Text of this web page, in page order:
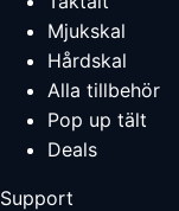
Mjukskal
Hårdskal
Alla tillbehör
Pop up tält
Deals
Support